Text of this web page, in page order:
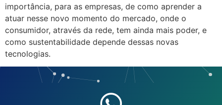
importância, para as empresas, de como aprender a
atuar nesse novo momento do mercado, onde o
consumidor, através da rede, tem ainda mais poder, e
como sustentabilidade depende dessas novas
tecnologias.